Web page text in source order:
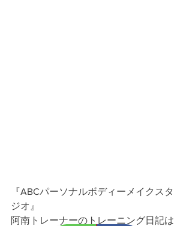
『ABCパーソナルボディーメイクスタ
ジオ』
阿南トレーナーのトレーニング日記は